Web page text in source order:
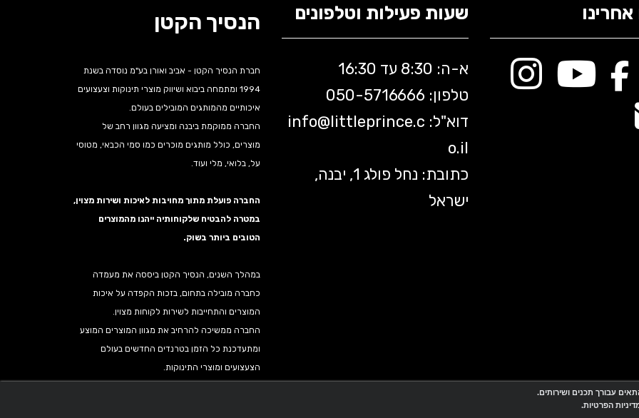
שעות פעילות וטלפונים
א-ה: 8:30 עד 16:30
טלפון: 050-5 716666
דוא"ל:
info@littleprince.c
o.il
כתובת: נחל פולג 1, יבנה,
ישראל
הנסיך הקטן
חברת הנסיך הקטן - אביב ואורן בע"מ נוסדה בשנת
1994 ומתמחה ביבוא ושיווק מוצרי תינוקות וצעצועים
איכותיים מהמותגים המובילים בעולם.
החברה ממוקמת ביבנה ומציעה מגוון רחב של
מוצרים, כולל מותגים מוכרים כמו סמי הכבאי, מטוסי
על, בלואי, מלי ועוד.
החברה פועלת מתוך מחויבות לאיכות ושירות מצוין,
במטרה להבטיח שלקוחותיה ייהנו מהמוצרים
הטובים ביותר בשוק.
במהלך השנים, הנסיך הקטן ביססה את מעמדה
כחברה מובילה בתחום, בזכות הקפדה על איכות
המוצרים והתחייבות לשירות לקוחות מצוין.
החברה ממשיכה להרחיב את מגוון המוצרים המוצע
ומתעדכנת כל הזמן בטרנדים החדשים בעולם
הצעצועים ומוצרי התינוקות.